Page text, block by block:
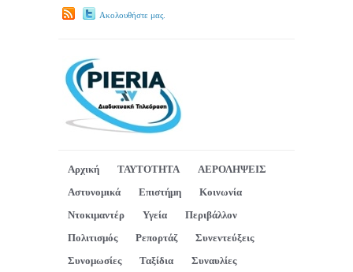
Ακολουθήστε μας.
Αρχική ΤΑΥΤΟΤΗΤΑ
ΑΕΡΟΛΗΨΕΙΣ
Αστυνομικά
Επιστήμη
Κοινωνία
Ντοκιμαντέρ
Υγεία
Περιβάλλον
Πολιτισμός
Ρεπορτάζ
Συνεντεύξεις
Συνομωσίες
Ταξίδια
Συναυλίες